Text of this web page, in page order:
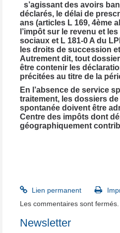
s’agissant des avoirs
déclarés, le délai de
ans (articles L 169, 4ème
l’impôt sur le revenu et
sociaux et L 181-0 A du
les droits de succession
Autrement dit, tout
être contenir les
précitées au titre de la
En l’absence de service
traitement, les dossiers
spontanée doivent être
Centre des impôts dont
géographiquement
Lien permanent
Les commentaires sont fermés.
Newsletter